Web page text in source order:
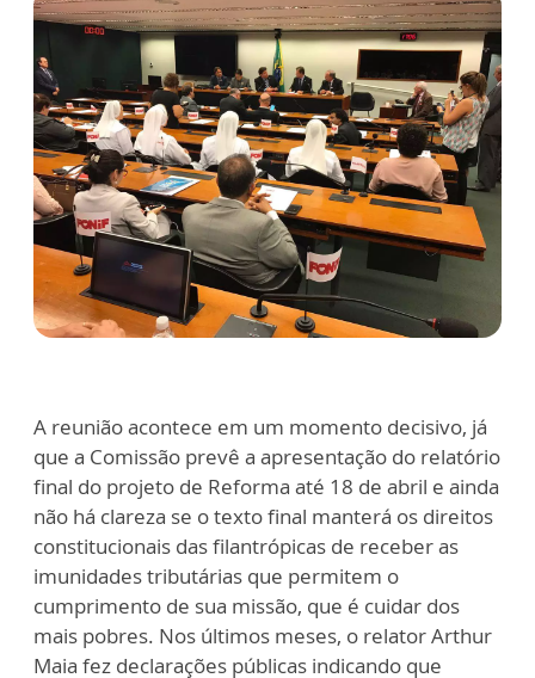
A reunião acontece em um momento decisivo, já
que a Comissão prevê a apresentação do relatório
final do projeto de Reforma até 18 de abril e ainda
não há clareza se o texto final manterá os direitos
constitucionais das filantrópicas de receber as
imunidades tributárias que permitem o
cumprimento de sua missão, que é cuidar dos
mais pobres. Nos últimos meses, o relator Arthur
Maia fez declarações públicas indicando que